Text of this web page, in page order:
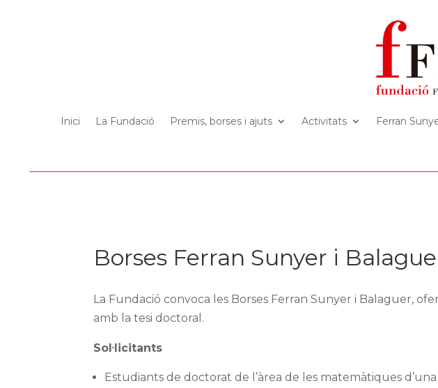
Inici La Fundació Premis, borses i ajuts Activitats Ferran
Borses Ferran Sunyer i
La Fundació convoca les Borses Ferran Sunyer i Balaguer,
amb la tesi doctoral.
Sol·licitants
Estudiants de doctorat de l’àrea de les matemàtiques